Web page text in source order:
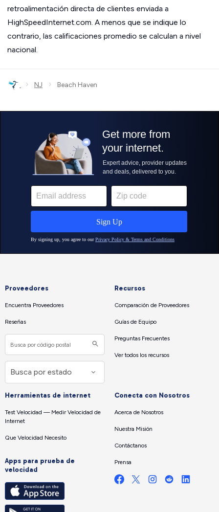
retroalimentación directa de clientes enviada a
HighSpeedInternet.com. A menos que se indique lo
contrario, las calificaciones promedio se calculan a nivel
nacional.
› NJ › Beach Haven
Proveedores
Encuentra Proveedores
Reseñas
Recursos
Comparación de Proveedores
Guías de Equipo
Preguntas Frecuentes
Ver todos los recursos
Herramientas de internet
Test Velocidad — Medir Velocidad de
Internet
Que Velocidad Necesito
Apps para prueba de
velocidad
Conecta con Nosotros
Acerca de Nosotros
Nuestra Misión
Contáctanos
Prensa